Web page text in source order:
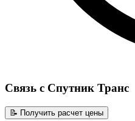
Связь с Спутник Транс
📝 Получить расчет цены